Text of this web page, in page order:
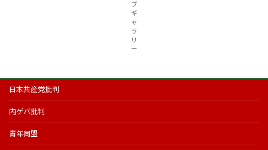
ブ
ギ
ャ
ラ
リ
ー
日本共産党批判
内ゲバ批判
青年同盟